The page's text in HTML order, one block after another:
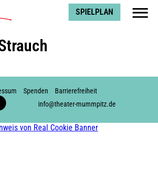
SPIELPLAN
Spenden
Barrierefreiheit
info@theater-mummpitz.de
von Real Cookie Banner